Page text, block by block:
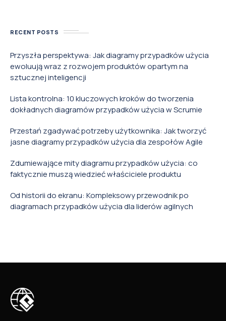
RECENT POSTS
Przyszła perspektywa: Jak diagramy przypadków użycia
ewoluują wraz z rozwojem produktów opartym na
sztucznej inteligencji
Lista kontrolna: 10 kluczowych kroków do tworzenia
dokładnych diagramów przypadków użycia w Scrumie
Przestań zgadywać potrzeby użytkownika: Jak tworzyć
jasne diagramy przypadków użycia dla zespołów Agile
Zdumiewające mity diagramu przypadków użycia: co
faktycznie muszą wiedzieć właściciele produktu
Od historii do ekranu: Kompleksowy przewodnik po
diagramach przypadków użycia dla liderów agilnych